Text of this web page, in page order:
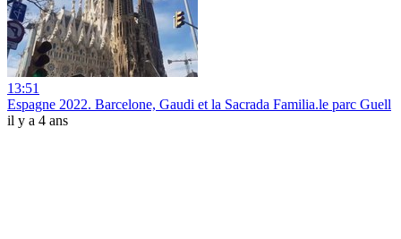
13:51
Espagne 2022. Barcelone, Gaudi et la Sacrada Familia.le parc Guell
il y a 4 ans